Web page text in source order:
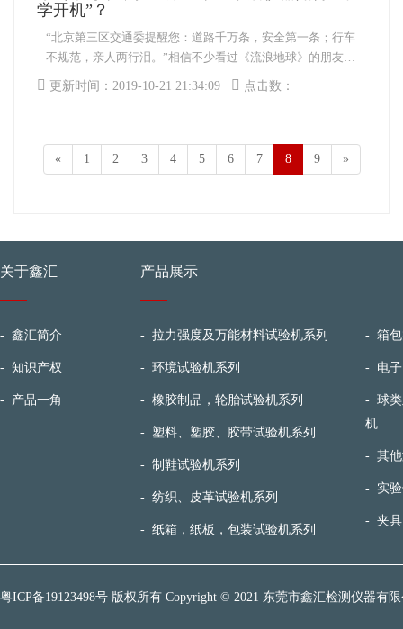
业园区等一系列设施完善、规模较大、资
学开机”？
“北京第三区交通委提醒您：道路千万条，安全第一条；行车
不规范，亲人两行泪。”相信不少看过《流浪地球》的朋友都
会对这几句话印象深刻。微博上的各路官博还纷纷对其进行
新年开工，您做好仪器检修了吗？
更新时间：2019-10-21 21:34:09 点击数：
« 1 2 3 4 5 6 7 8 9 »
关于鑫汇
- 鑫汇简介
- 知识产权
- 产品一角
产品展示
- 拉力强度及万能材料试验机系列
- 环境试验机系列
- 橡胶制品，轮胎试验机系列
- 塑料、塑胶、胶带试验机系列
- 制鞋试验机系列
- 纺织、皮革试验机系列
- 纸箱，纸板，包装试验机系列
-箱
- 电
-球
机
-其
- 实
-夹
粤ICP备19123498号 版权所有 Copyright © 2021 东莞市鑫汇检测仪器有